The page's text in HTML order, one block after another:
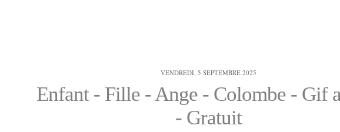
VENDREDI, 5 SEPTEMBRE 2025
Enfant - Fille - Ange - Colombe - Gif
- Gratuit